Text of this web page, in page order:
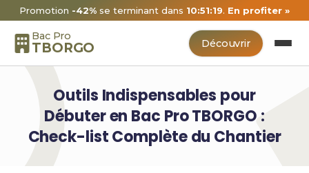
Promotion -42%se terminant dans 10:51:18. En profiter »
Bac Pro
TBORGO Découvrir
Outils Indispensables pour
Débuter en Bac Pro TBORGO :
Check-list Complète du Chantier